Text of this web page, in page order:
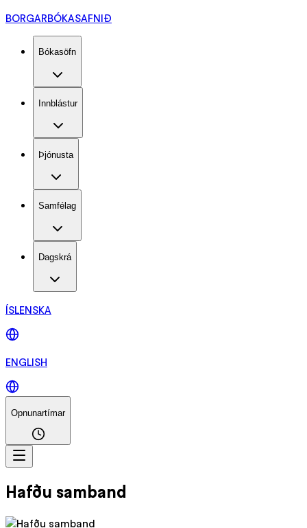
BORGARBÓKASAFNIÐ
Bókasöfn
Innblástur
Þjónusta
Samfélag
Dagskrá
ÍSLENSKA
ENGLISH
Opnunartímar
Hafðu samband